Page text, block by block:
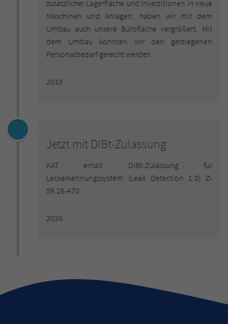
zusätzlicher Lagerfläche und Investitionen in neue
Maschinen und Anlagen, haben wir mit dem
Umbau auch unsere Bürofläche vergrößert. Mit
dem Umbau konnten wir den gestiegenen
Personalbedarf gerecht werden.
2019
Jetzt mit DIBt-Zulassung
KAT erhält DIBt-Zulassung für
Leckerkennungssystem (Leak Detection 1.0) Z-
59.26-470
2020